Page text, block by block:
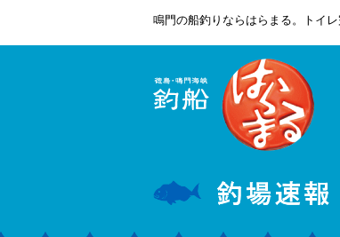
鳴門の船釣りならはらまる。トイ